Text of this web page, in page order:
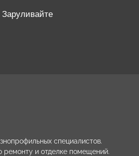
Заруливайте
специалистов.
ремонту и отделке помещений.